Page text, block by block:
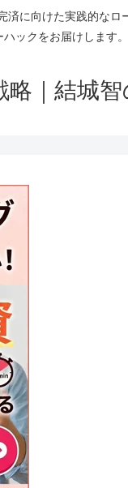
に向けた実践的な
ックをお届けします。
｜結城